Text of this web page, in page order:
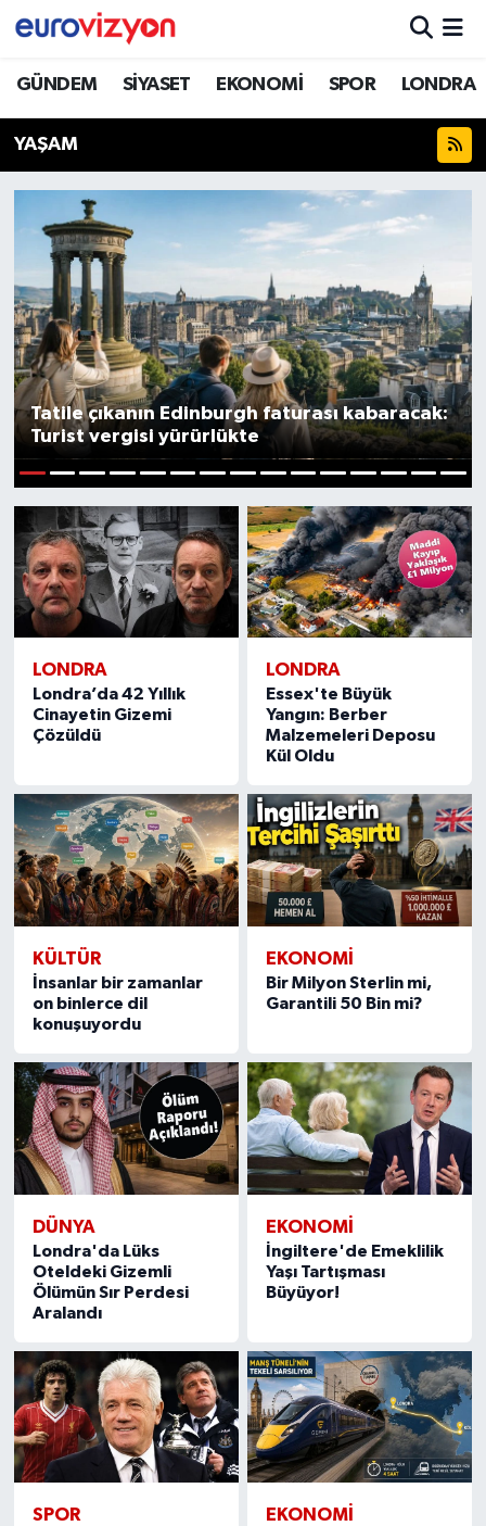
GÜNDEM SİYASET EKONOMİ SPOR LONDRA
YAŞAM
Tatile çıkanın Edinburgh faturası kabaracak:
Turist vergisi yürürlükte
LONDRA
Londra’da 42 Yıllık
Cinayetin Gizemi
Çözüldü
LONDRA
Essex'te Büyük
Yangın: Berber
Malzemeleri Deposu
Kül Oldu
KÜLTÜR
İnsanlar bir zamanlar
on binlerce dil
konuşuyordu
EKONOMİ
Bir Milyon Sterlin mi,
Garantili 50 Bin mi?
DÜNYA
Londra'da Lüks
Oteldeki Gizemli
Ölümün Sır Perdesi
Aralandı
EKONOMİ
İngiltere'de Emeklilik
Yaşı Tartışması
Büyüyor!
SPOR EKONOMİ